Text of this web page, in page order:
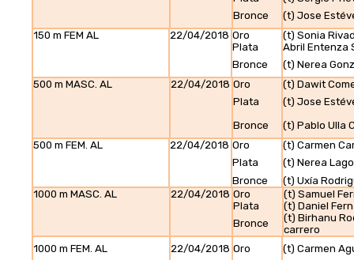
Bronce
(t) Jose
150 m FEM AL
22/04/2018 Oro
(t) Sonia
Plata
Abril Entenza
Bronce
(t) Nerea
500 m MASC. AL
22/04/2018 Oro
(t) Dawit
Plata
(t) Jose
Bronce
(t) Pablo Ulla
500 m FEM. AL
22/04/2018 Oro
(t) Carmen
Plata
(t) Nerea
Bronce
(t) Uxía
1000 m MASC. AL
22/04/2018 Oro
(t) Samuel
Plata
(t) Daniel
Bronce
(t) Birhanu
carrero
1000 m FEM. AL
22/04/2018 Oro
(t) Carmen